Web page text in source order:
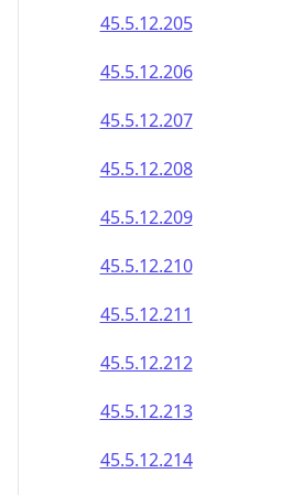
45.5.12.205
45.5.12.206
45.5.12.207
45.5.12.208
45.5.12.209
45.5.12.210
45.5.12.211
45.5.12.212
45.5.12.213
45.5.12.214